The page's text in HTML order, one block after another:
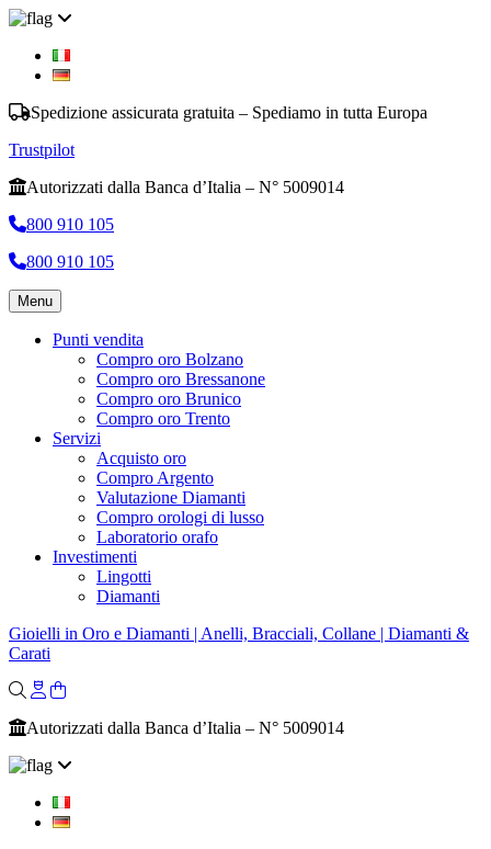
Spedizione assicurata gratuita – Spediamo in tutta Europa
Trustpilot
Autorizzati dalla Banca d’Italia – N° 5009014
800 910 105
800 910 105
Menu
Punti vendita
Compro oro Bolzano
Compro oro Bressanone
Compro oro Brunico
Compro oro Trento
Servizi
Acquisto oro
Compro Argento
Valutazione Diamanti
Compro orologi di lusso
Laboratorio orafo
Investimenti
Lingotti
Diamanti
Gioielli in Oro e Diamanti | Anelli, Bracciali, Collane | Diamanti &
Carati
Autorizzati dalla Banca d’Italia – N° 5009014